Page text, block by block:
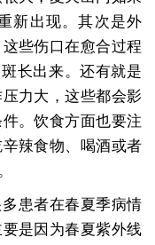
新出现。其次是外
些伤口在愈合过程
斑长出来。还有就是
力大，这些都会影
。饮食方面也要注
辣食物、喝酒或者
患者在春夏季病情
是因为春夏紫外线